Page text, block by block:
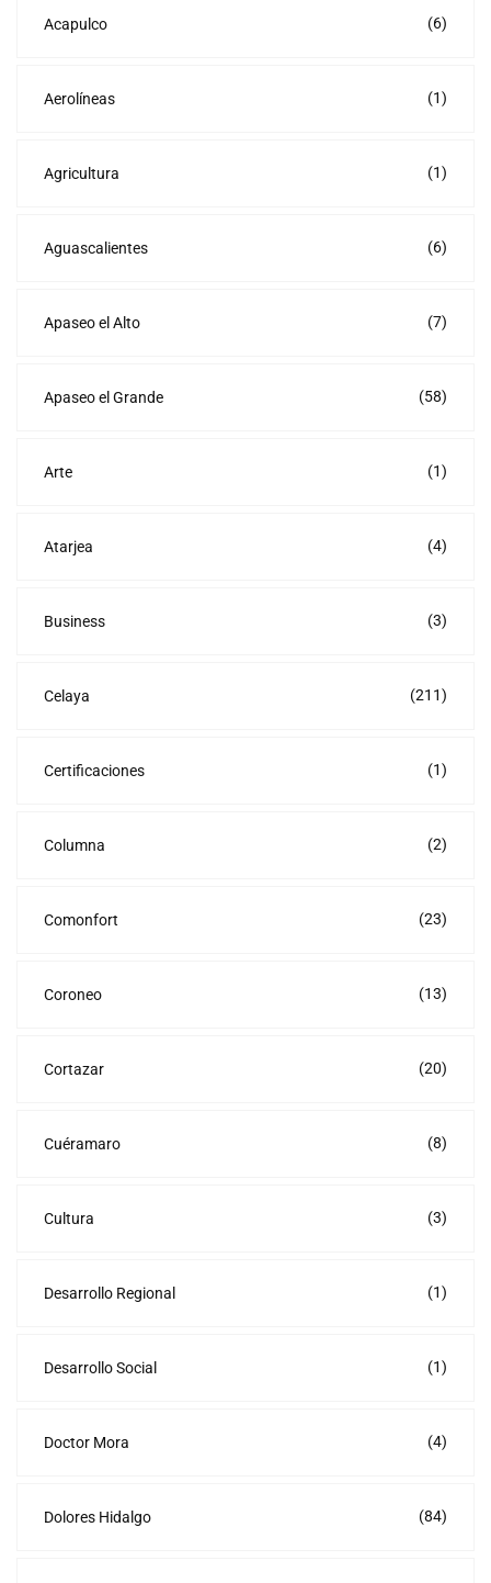
Acapulco (6)
Aerolíneas (1)
Agricultura (1)
Aguascalientes (6)
Apaseo el Alto (7)
Apaseo el Grande (58)
Arte (1)
Atarjea (4)
Business (3)
Celaya (211)
Certificaciones (1)
Columna (2)
Comonfort (23)
Coroneo (13)
Cortazar (20)
Cuéramaro (8)
Cultura (3)
Desarrollo Regional (1)
Desarrollo Social (1)
Doctor Mora (4)
Dolores Hidalgo (84)